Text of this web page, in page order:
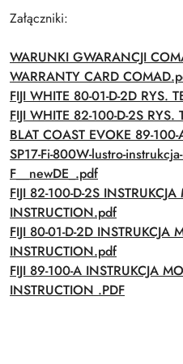
Załączniki:
WARUNKI GWARANCJI
WARRANTY CARD
FIJI WHITE 80-01-D-2D RYS.
FIJI WHITE 82-100-D-2S RYS.
BLAT COAST EVOKE 89-
SP17-Fi-800W-lustro-
F__newDE_.pdf
FIJI 82-100-D-2S
INSTRUCTION.pdf
FIJI 80-01-D-2D INSTRUKCJA
INSTRUCTION.pdf
FIJI 89-100-A INSTRUKCJA
INSTRUCTION .PDF